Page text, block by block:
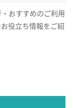
おすすめのご利用
役立ち情報をご紹